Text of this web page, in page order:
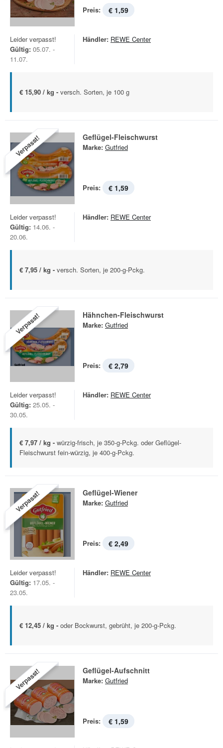
Preis: € 1,59
Leider verpasst!
Gültig: 05.07. -
11.07.
Händler: REWE Center
€ 15,90 / kg - versch. Sorten, je 100 g
Verpasst! Geflügel-Fleischwurst
Marke: Gutfried
Preis: € 1,59
Leider verpasst!
Gültig: 14.06. -
20.06.
Händler: REWE Center
€ 7,95 / kg - versch. Sorten, je 200-g-Pckg.
Verpasst! Hähnchen-Fleischwurst
Marke: Gutfried
Preis: € 2,79
Leider verpasst!
Gültig: 25.05. -
30.05.
Händler: REWE Center
€ 7,97 / kg - würzig-frisch, je 350-g-Pckg. oder Geflügel-
Fleischwurst fein-würzig, je 400-g-Pckg.
Verpasst! Geflügel-Wiener
Marke: Gutfried
Preis: € 2,49
Leider verpasst!
Gültig: 17.05. -
23.05.
Händler: REWE Center
€ 12,45 / kg - oder Bockwurst, gebrüht, je 200-g-Pckg.
Verpasst! Geflügel-Aufschnitt
Marke: Gutfried
Preis: € 1,59